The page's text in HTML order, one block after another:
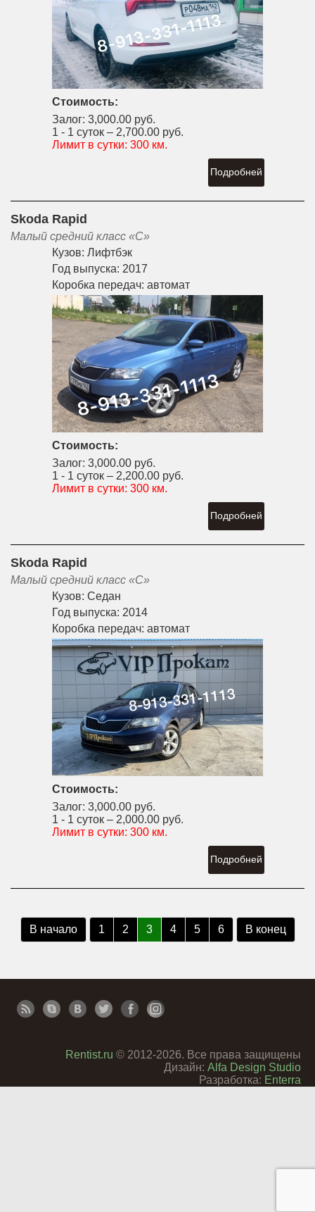
Стоимость:
Залог: 3,000.00 руб.
1 - 1 суток – 2,700.00 руб.
Лимит в сутки: 300 км.
Подробней
Skoda Rapid
Малый средний класс «С»
Кузов: Лифтбэк
Год выпуска: 2017
Коробка передач: автомат
Стоимость:
Залог: 3,000.00 руб.
1 - 1 суток – 2,200.00 руб.
Лимит в сутки: 300 км.
Подробней
Skoda Rapid
Малый средний класс «С»
Кузов: Седан
Год выпуска: 2014
Коробка передач: автомат
Стоимость:
Залог: 3,000.00 руб.
1 - 1 суток – 2,000.00 руб.
Лимит в сутки: 300 км.
Подробней
В начало 1 2 3 4 5 6 В конец
Rentist.ru © 2012-2026. Все права защищены
Дизайн: Alfa Design Studio
Разработка: Enterra